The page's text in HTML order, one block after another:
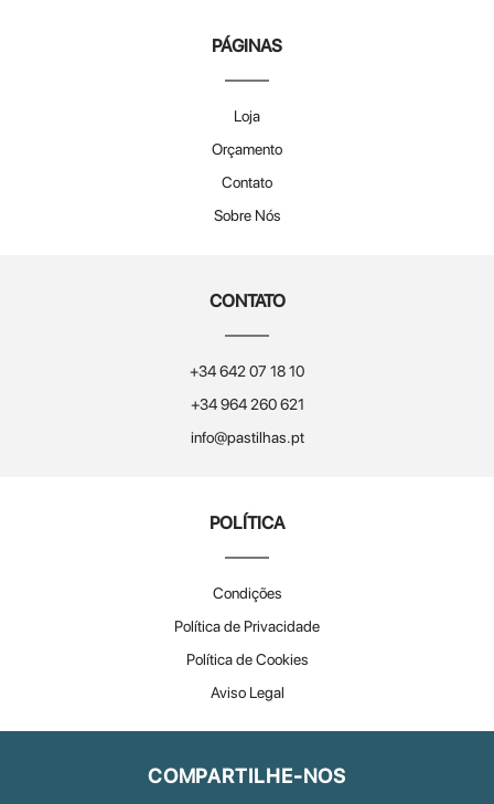
PÁGINAS
Loja
Orçamento
Contato
Sobre Nós
CONTATO
+34 642 07 18 10
+34 964 260 621
info@pastilhas.pt
POLÍTICA
Condições
Política de Privacidade
Política de Cookies
Aviso Legal
COMPARTILHE-NOS